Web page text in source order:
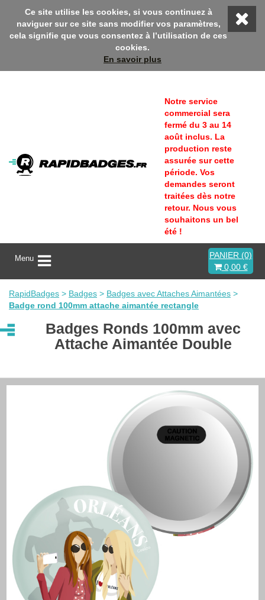
Rapidbadges ! En ce moment, profitez d'une remise 10%
Ce site utilise les cookies, si vous continuez à
naviguer sur ce site sans modifier vos paramètres,
cela signifie que vous consentez à l’utilisation de ces
cookies.
En savoir plus
Notre service
commercial sera
fermé du 3 au 14
août inclus. La
production reste
assurée sur cette
période. Vos
demandes seront
traitées dès notre
retour. Nous vous
souhaitons un bel
été !
A
t
v
e
r
l
i
Menu
PANIER (0)
0,00 €
RapidBadges > Badges > Badges avec Attaches Aimantées >
Badge rond 100mm attache aimantée rectangle
Badges Ronds 100mm avec
Attache Aimantée Double